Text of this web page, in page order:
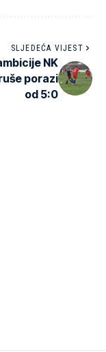
SLJEDEĆA VIJEST
NK
porazi
od 5:0